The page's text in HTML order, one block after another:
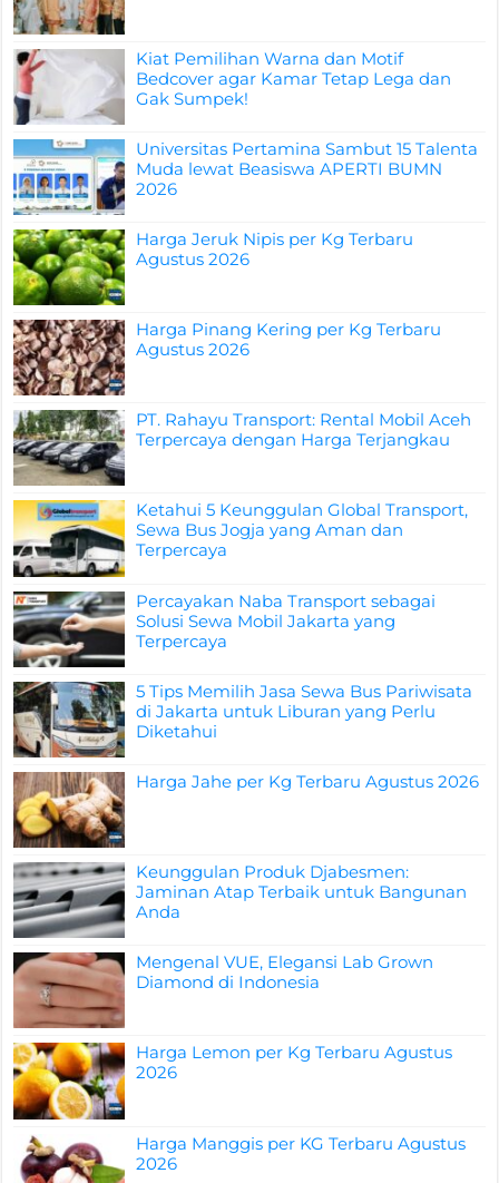
Kiat Pemilihan Warna dan Motif
Bedcover agar Kamar Tetap Lega dan
Gak Sumpek!
Universitas Pertamina Sambut 15 Talenta
Muda lewat Beasiswa APERTI BUMN
2026
Harga Jeruk Nipis per Kg Terbaru
Agustus 2026
Harga Pinang Kering per Kg Terbaru
Agustus 2026
PT. Rahayu Transport: Rental Mobil Aceh
Terpercaya dengan Harga Terjangkau
Ketahui 5 Keunggulan Global Transport,
Sewa Bus Jogja yang Aman dan
Terpercaya
Percayakan Naba Transport sebagai
Solusi Sewa Mobil Jakarta yang
Terpercaya
5 Tips Memilih Jasa Sewa Bus Pariwisata
di Jakarta untuk Liburan yang Perlu
Diketahui
Harga Jahe per Kg Terbaru Agustus 2026
Keunggulan Produk Djabesmen:
Jaminan Atap Terbaik untuk Bangunan
Anda
Mengenal VUE, Elegansi Lab Grown
Diamond di Indonesia
Harga Lemon per Kg Terbaru Agustus
2026
Harga Manggis per KG Terbaru Agustus
2026